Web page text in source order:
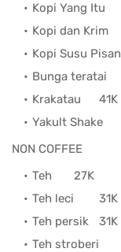
Kopi Yang Itu
Kopi dan Krim
Kopi Susu
Bunga teratai
Krakatau
41K
Yakult Shake
NON COFFEE
Teh
27K
Teh leci
31K
Teh persik
31K
Teh stroberi